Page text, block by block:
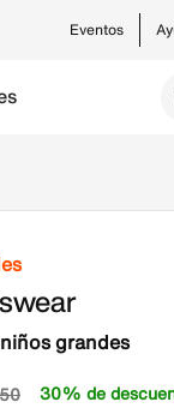
Eventos
grandes
30% de